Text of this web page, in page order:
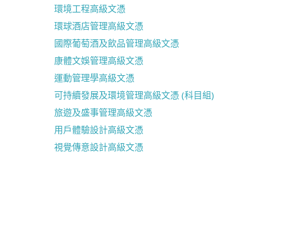
環境工程高級文憑
環球酒店管理高級文憑
國際葡萄酒及飲品管理高級文憑
康體文娛管理高級文憑
運動管理學高級文憑
可持續發展及環境管理高級文憑 (科目組)
旅遊及盛事管理高級文憑
用戶體驗設計高級文憑
視覺傳意設計高級文憑